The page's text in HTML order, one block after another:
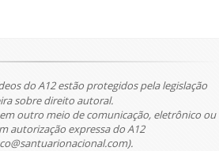
do A12 estão protegidos pela legislação
sobre direito autoral.
outro meio de comunicação, eletrônico ou
autorização expressa do A12